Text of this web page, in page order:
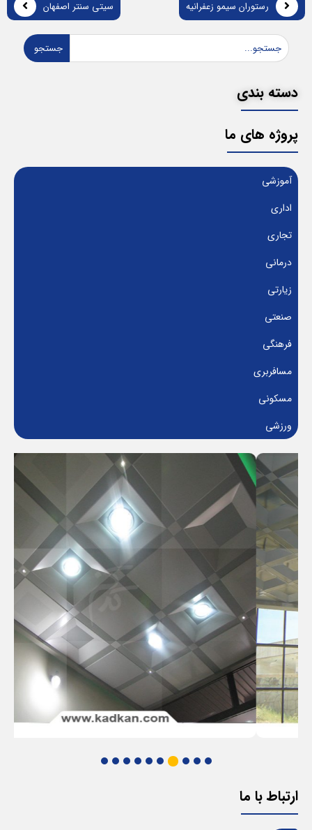
رستوران سیمو زعفرانیه سیتی سنتر اصفهان
جستجو
دسته بندی
پروژه های ما
آموزشی
اداری
تجاری
درمانی
زیارتی
صنعتی
فرهنگی
مسافربری
مسکونی
ورزشی
ارتباط با ما